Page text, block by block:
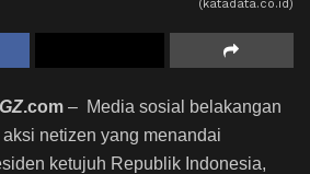
(katadata.co.id)
.com – Media sosial belakangan
netizen yang menandai
ketujuh Republik Indonesia,